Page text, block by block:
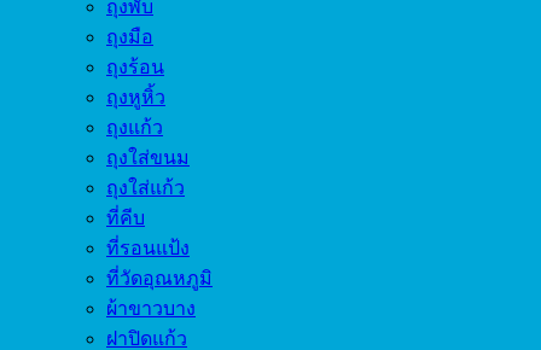
ถุงพับ
ถุงมือ
ถุงร้อน
ถุงหูหิ้ว
ถุงแก้ว
ถุงใส่ขนม
ถุงใส่แก้ว
ที่คีบ
ที่รอนแป้ง
ที่วัดอุณหภูมิ
ผ้าขาวบาง
ฝาปิดแก้ว